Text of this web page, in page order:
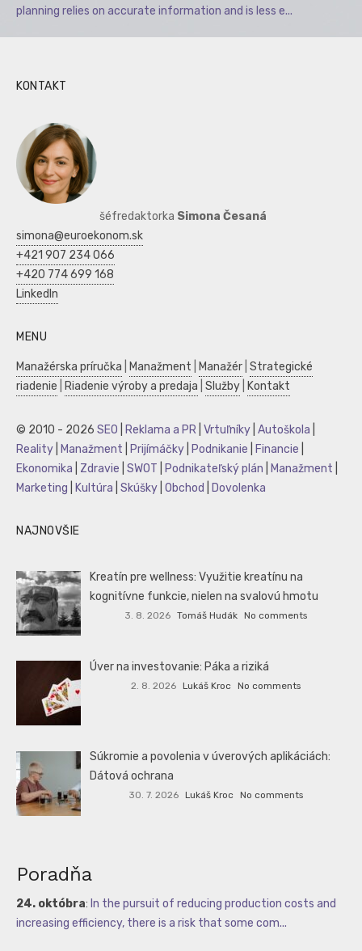
planning relies on accurate information and is less e...
KONTAKT
šéfredaktorka Simona Česaná
simona@euroekonom.sk
+421 907 234 066
+420 774 699 168
LinkedIn
MENU
Manažérska príručka Manažment Manažér Strategické
riadenie
Riadenie výroby a predaja Služby Kontakt
© 2010 - 2026 SEO Reklama a PR Vrtuľníky Autoškola
Reality
Manažment Prijímáčky Podnikanie Financie
Ekonomika
Zdravie SWOT Podnikateľský plán Manažment
Marketing
Kultúra Skúšky Obchod Dovolenka
NAJNOVŠIE
Kreatín pre wellness: Využitie kreatínu na
kognitívne funkcie, nielen na svalovú hmotu
3. 8. 2026 Tomáš Hudák No comments
Úver na investovanie: Páka a riziká
2. 8. 2026 Lukáš Kroc No comments
Súkromie a povolenia v úverových aplikáciách:
Dátová ochrana
30. 7. 2026 Lukáš Kroc No comments
Poradňa
24. októbra: In the pursuit of reducing production costs and
increasing efficiency, there is a risk that some com...